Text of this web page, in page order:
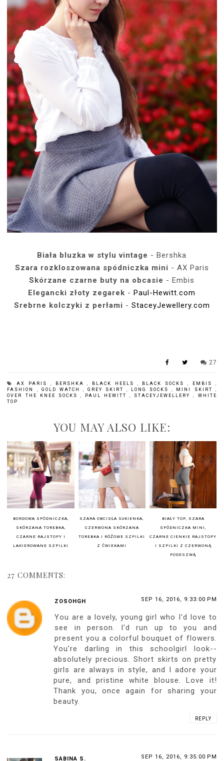
Biała bluzka w stylu vintage - Bershka
Szara rozkloszowana spódniczka mini - AX Paris
Skórzane czarne buty na obcasie - Embis
Elegancki złoty zegarek -Paul-Hewitt.com
Srebrne kolczyki z perłami - StaceyJewellery.com
27
AX PARIS BERSHKA BLACK HEELS BLACK SOCKS EMBIS
FASHION
GOLD WATCH GREY SKIRT LONG SOCKS MINI SKIRT
OVER THE KNEE SOCKS
PAUL HEWITT STACEYJEWELLERY
WHITE
TOP
YOU MAY ALSO LIKE:
BORDOWA SPÓDNICZKA,
SKÓRZANA TOREBKA,
CZARNE RAJSTOPY I
LAKIEROWANE SZPILKI
SZARA OBCISŁA SUKIENKA,
CZERWONA SKÓRZANA
TOREBKA I RÓŻOWE SZPILKI
Z ĆWIEKAMI
BIAŁY TOP, SZARA
SPÓDNICZKA MINI,
CZARNE CIENKIE RAJSTOPY
I SZPILKI Z CZERWONĄ
PODESZWĄ
27 COMMENTS:
ZOSOHGH SEP 16, 2016, 9:33:00 PM
You are a lovely, young girl who I'd love to
see in person. I'd run up to you and
present you a colorful bouquet of flowers.
You're darling in this schoolgirl look--
absolutely precious. Short skirts on pretty
girls are always in style, and I adore your
pure, and pristine white blouse. Love it!
Thank you, once again for sharing your
beauty.
REPLY
SABINA S. SEP 16, 2016, 9:35:00 PM